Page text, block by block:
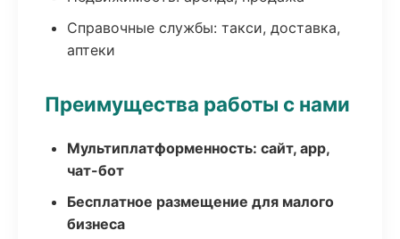
Справочные службы: такси, доставка,
аптеки
Преимущества работы с нами
Мультиплатформенность: сайт, app,
чат-бот
Бесплатное размещение для малого
бизнеса